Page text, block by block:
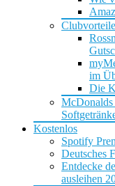
Clubvorteile
im
Die
McDonalds
Kostenlos
Spotify
Deutsches
Entdecke
ausleihen